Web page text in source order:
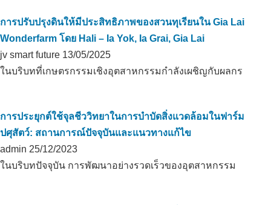
การปรับปรุงดินให้มีประสิทธิภาพของสวนทุเรียนใน Gia Lai
Wonderfarm โดย Hali – Ia Yok, Ia Grai, Gia Lai
jv smart future 13/05/2025
ในบริบทที่เกษตรกรรมเชิงอุตสาหกรรมกำลังเผชิญกับผลกร
การประยุกต์ใช้จุลชีววิทยาในการบำบัดสิ่งแวดล้อมในฟาร์ม
ปศุสัตว์: สถานการณ์ปัจจุบันและแนวทางแก้ไข
admin 25/12/2023
ในบริบทปัจจุบัน การพัฒนาอย่างรวดเร็วของอุตสาหกรรม